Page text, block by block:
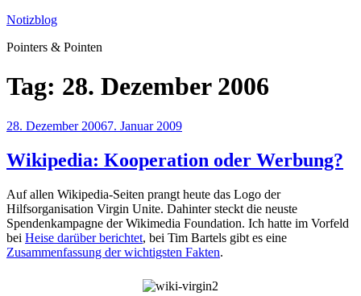
Zum
springen
Notizblog
Pointers & Pointen
Tag: 28. Dezember 2006
Veröffentlicht
28. Dezember 20067. Januar 2009
Wikipedia: Kooperation oder Werbung?
Auf allen Wikipedia-Seiten prangt heute das Logo der
Hilfsorganisation Virgin Unite. Dahinter steckt die neuste
Spendenkampagne der Wikimedia Foundation. Ich hatte im Vorfeld
bei Heise darüber berichtet, bei Tim Bartels gibt es eine
Zusammenfassung der wichtigsten Fakten.